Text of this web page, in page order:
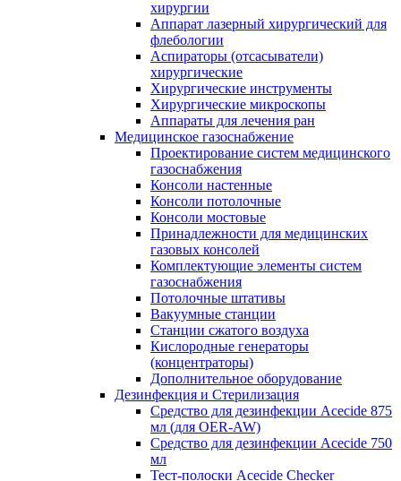
хирургии
Аппарат лазерный хирургический для
флебологии
Аспираторы (отсасыватели)
хирургические
Хирургические инструменты
Хирургические микроскопы
Аппараты для лечения ран
Медицинское газоснабжение
Проектирование систем медицинского
газоснабжения
Консоли настенные
Консоли потолочные
Консоли мостовые
Принадлежности для медицинских
газовых консолей
Комплектующие элементы систем
газоснабжения
Потолочные штативы
Вакуумные станции
Станции сжатого воздуха
Кислородные генераторы
(концентраторы)
Дополнительное оборудование
Дезинфекция и Стерилизация
Средство для дезинфекции Acecide 875
мл (для OER-AW)
Средство для дезинфекции Acecide 750
мл
Тест-полоски Acecide Checker